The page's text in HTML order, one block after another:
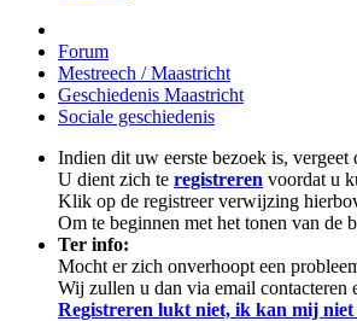
Forum
Mestreech / Maastricht
Geschiedenis Maastricht
Sociale geschiedenis
Indien dit uw eerste bezoek is, vergeet
U dient zich te registreren voordat u
Klik op de registreer verwijzing
Om te beginnen met het tonen van de
Ter info:
Mocht er zich onverhoopt een
Wij zullen u dan via email
Registreren lukt niet, ik kan mij niet